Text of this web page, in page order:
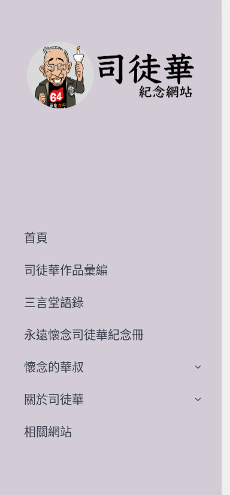
首頁
司徒華作品彙編
三言堂語錄
永遠懷念司徒華紀念冊
懷念的華叔
關於司徒華
相關網站